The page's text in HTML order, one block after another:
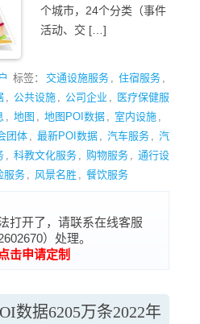
个城市，24个分类（事件
活动、交 […]
标签： 交通设施服务 , 住宿服务 ,
, 公共设施 , 公司企业 , 医疗保健服
, 地图 , 地图POI数据 , 室内设施 ,
团体 , 最新POI数据 , 汽车服务 , 汽
, 科教文化服务 , 购物服务 , 通行设
服务 , 风景名胜 , 餐饮服务
打开了，请联系在线客服
）处理。
点击申请定制
数据6205万条2022年